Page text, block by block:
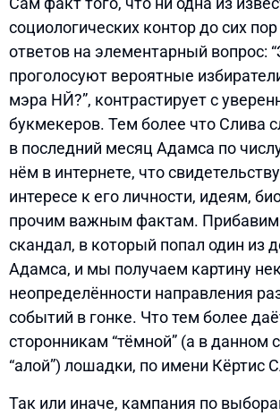
социологических контор до сих
ответов на элементарный вопрос:
проголосуют вероятные
мэра НЙ?”, контрастирует с
букмекеров. Тем более что Слива
в последний месяц Адамса по
нём в интернете, что
интересе к его личности, идеям,
прочим важным фактам. Прибавим
скандал, в который попал один из
Адамса, и мы получаем картину
неопределённости направления
событий в гонке. Что тем более
сторонникам “тёмной” (а в данном
“алой”) лошадки, по имени Кёртис
Так или иначе, кампания по